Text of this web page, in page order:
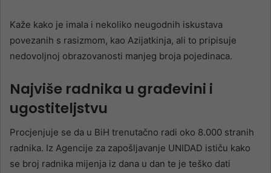
Kaže kako je imala i nekoliko neugodnih iskustava
povezanih s rasizmom, kao Azijatkinja, ali to pripisuje
nedovoljnoj obrazovanosti manjeg broja pojedinaca.
Najviše radnika u građevini i
ugostiteljstvu
Procjenjuje se da u BiH trenutačno radi oko 8.000 stranih
radnika. Iz Agencije za zapošljavanje UNIDAD ističu kako
se broj radnika mijenja iz dana u dan te je teško dati